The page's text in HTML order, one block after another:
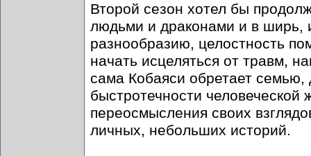
Второй сезон хотел бы
людьми и драконами и в ширь,
разнообразию, целостность
начать исцеляться от травм,
сама Кобаяси обретает
быстротечности
переосмысления своих
личных, небольших историй.